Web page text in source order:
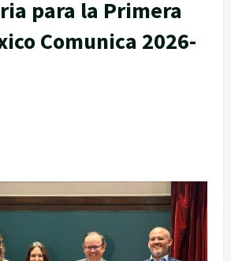
para la Primera
Comunica 2026-